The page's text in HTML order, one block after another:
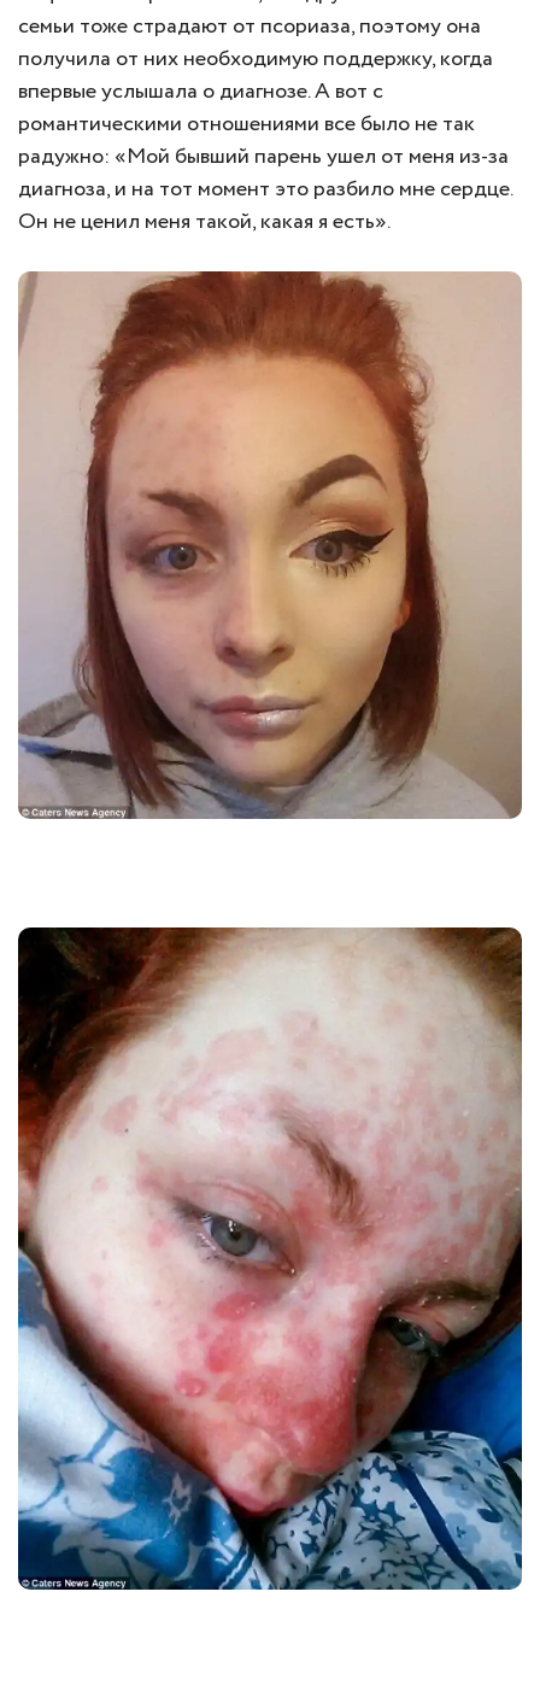
семьи тоже страдают от псориаза, поэтому она
получила от них необходимую поддержку, когда
впервые услышала о диагнозе. А вот с
романтическими отношениями все было не так
радужно: «Мой бывший парень ушел от меня из-за
диагноза, и на тот момент это разбило мне сердце.
Он не ценил меня такой, какая я есть».